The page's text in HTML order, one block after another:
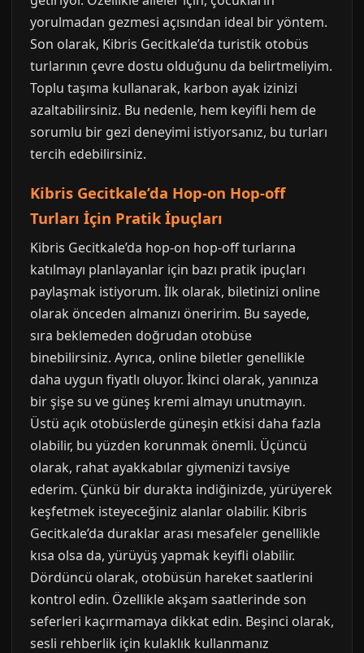
yorulmadan gezmesi açısından ideal bir yöntem.
Son olarak, Kibris Gecitkale’da turistik otobüs
turlarının çevre dostu olduğunu da belirtmeliyim.
Toplu taşıma kullanarak, karbon ayak izinizi
azaltabilirsiniz. Bu nedenle, hem keyifli hem de
sorumlu bir gezi deneyimi istiyorsanız, bu turları
tercih edebilirsiniz.
Kibris Gecitkale’da Hop-on Hop-off
Turları İçin Pratik İpuçları
Kibris Gecitkale’da hop-on hop-off turlarına
katılmayı planlayanlar için bazı pratik ipuçları
paylaşmak istiyorum. İlk olarak, biletinizi online
olarak önceden almanızı öneririm. Bu sayede,
sıra beklemeden doğrudan otobüse
binebilirsiniz. Ayrıca, online biletler genellikle
daha uygun fiyatlı oluyor. İkinci olarak, yanınıza
bir şişe su ve güneş kremi almayı unutmayın.
Üstü açık otobüslerde güneşin etkisi daha fazla
olabilir, bu yüzden korunmak önemli. Üçüncü
olarak, rahat ayakkabılar giymenizi tavsiye
ederim. Çünkü bir durakta indiğinizde, yürüyerek
keşfetmek isteyeceğiniz alanlar olabilir. Kibris
Gecitkale’da duraklar arası mesafeler genellikle
kısa olsa da, yürüyüş yapmak keyifli olabilir.
Dördüncü olarak, otobüsün hareket saatlerini
kontrol edin. Özellikle akşam saatlerinde son
seferleri kaçırmamaya dikkat edin. Beşinci olarak,
sesli rehberlik için kulaklık kullanmanız